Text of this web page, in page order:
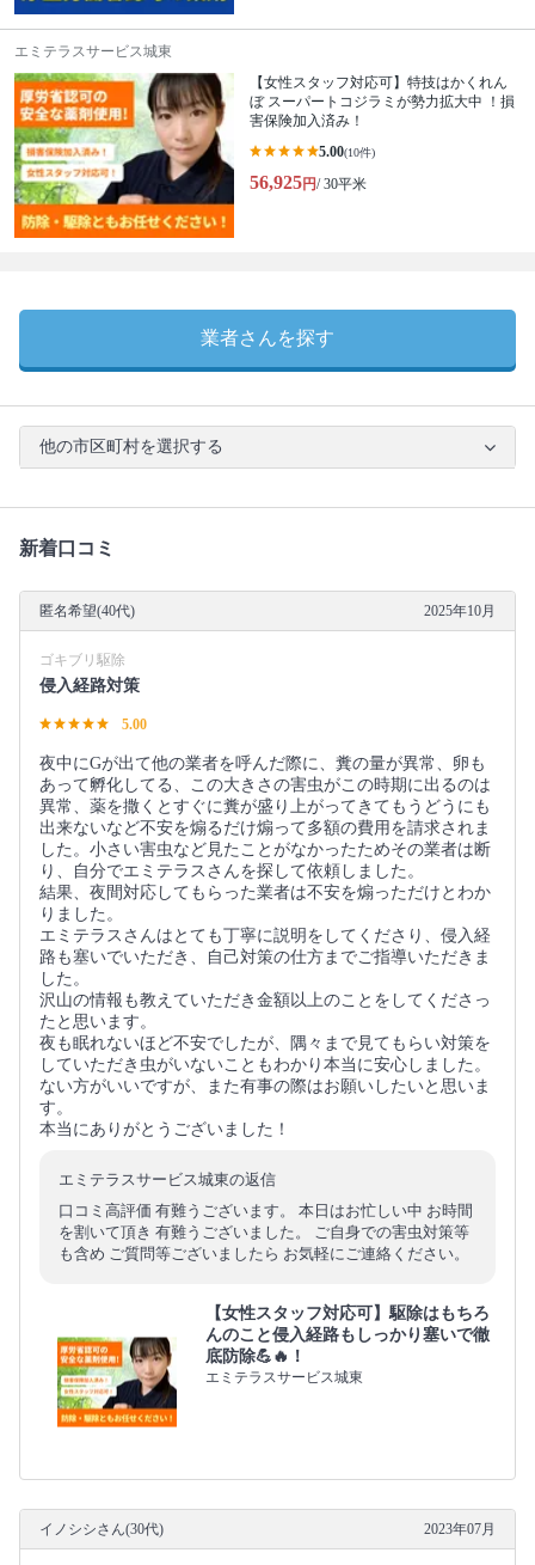
エミテラスサービス城東
【女性スタッフ対応可】特技はかくれん
ぼ スーパートコジラミが勢力拡大中 ！損
害保険加入済み！
5.00(10件)
56,925円/ 30平米
業者さんを探す
他の市区町村を選択する
新着口コミ
匿名希望(40代) 2025年10月
ゴキブリ駆除
侵入経路対策
5.00
夜中にGが出て他の業者を呼んだ際に、糞の量が異常、卵も
あって孵化してる、この大きさの害虫がこの時期に出るのは
異常、薬を撒くとすぐに糞が盛り上がってきてもうどうにも
出来ないなど不安を煽るだけ煽って多額の費用を請求されま
した。小さい害虫など見たことがなかったためその業者は断
り、自分でエミテラスさんを探して依頼しました。
結果、夜間対応してもらった業者は不安を煽っただけとわか
りました。
エミテラスさんはとても丁寧に説明をしてくださり、侵入経
路も塞いでいただき、自己対策の仕方までご指導いただきま
した。
沢山の情報も教えていただき金額以上のことをしてくださっ
たと思います。
夜も眠れないほど不安でしたが、隅々まで見てもらい対策を
していただき虫がいないこともわかり本当に安心しました。
ない方がいいですが、また有事の際はお願いしたいと思いま
す。
本当にありがとうございました！
エミテラスサービス城東の返信
口コミ高評価 有難うございます。 本日はお忙しい中 お時間
を割いて頂き 有難うございました。 ご自身での害虫対策等
も含め ご質問等ございましたら お気軽にご連絡ください。
【女性スタッフ対応可】駆除はもちろ
んのこと侵入経路もしっかり塞いで徹
底防除💪🔥！
エミテラスサービス城東
イノシシさん(30代) 2023年07月